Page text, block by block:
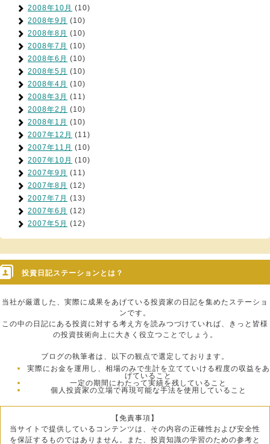
2008年10月 (10)
2008年9月 (10)
2008年8月 (10)
2008年7月 (10)
2008年6月 (10)
2008年5月 (10)
2008年4月 (10)
2008年3月 (11)
2008年2月 (10)
2008年1月 (10)
2007年12月 (11)
2007年11月 (10)
2007年10月 (10)
2007年9月 (11)
2007年8月 (12)
2007年7月 (13)
2007年6月 (12)
2007年5月 (12)
投資日記ステーションとは？
当社が厳選した、実際に成果をあげている投資家の日記を集めたステーショ
ンです。
この中の日記にある投資に対する考え方を読みつづけていれば、きっと皆様
の投資技術向上に大きく役立つことでしょう。
ブログの執筆者は、以下の観点で選定しております。
実際にお金を運用し、相場のみで生計を立てていける程度の収益をあ
げていること
一定の期間にわたって実績を残していること
個人投資家の立場で再現可能な手法を使用していること
【免責事項】
当サイトで提供しているコンテンツは、その内容の正確性および安全性
を保証するものではありません。また、投資知識の学習のための参考と